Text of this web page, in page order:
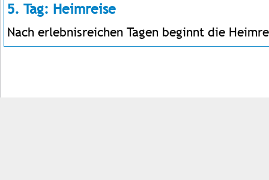
5. Tag: Heimreise
Nach erlebnisreichen Tagen beginnt die